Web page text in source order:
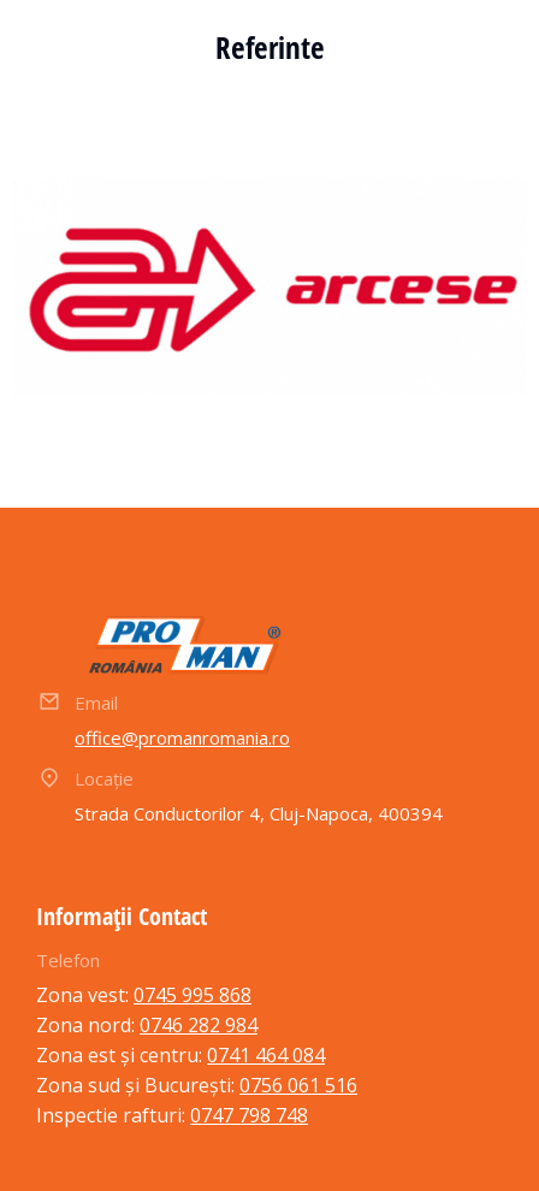
Referinte
Email
office@promanromania.ro
Locație
Strada Conductorilor 4, Cluj-Napoca, 400394
Informații Contact
Telefon
Zona vest: 0745 995 868
Zona nord: 0746 282 984
Zona est și centru: 0741 464 084
Zona sud și București: 0756 061 516
Inspectie rafturi: 0747 798 748